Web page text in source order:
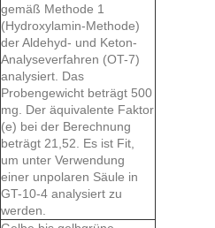
gemäß Methode 1
(Hydroxylamin-Methode)
der Aldehyd- und Keton-
Analyseverfahren (OT-7)
analysiert. Das
Probengewicht beträgt 500
mg. Der äquivalente Faktor
(e) bei der Berechnung
beträgt 21,52. Es ist Fit,
um unter Verwendung
einer unpolaren Säule in
GT-10-4 analysiert zu
werden.